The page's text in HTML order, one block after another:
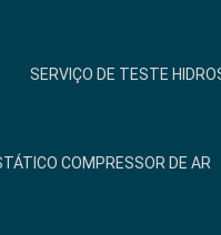
SERVIÇO DE TESTE
COMPRESSOR DE AR